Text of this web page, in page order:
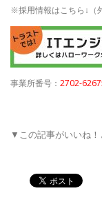
※採用情報はこちら↓（
事業所番号： 2702-
▼この記事がいいね